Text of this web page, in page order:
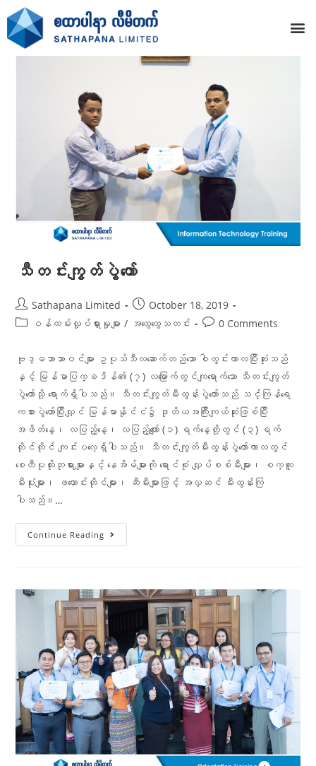
သီတင်းကျွတ်ပွဲတော်
Sathapana Limited
October 18, 2019
ဝန်ထမ်းလှုပ်ရှားမှုများ / အထွေထွေသတင်း 0 Comments
ဗုဒ္ဓဘာသာဝင်များ ဥပုသ်သီလဆောက်တည်သော ဝါတွင်းကာလပြီးဆုံးသည်
နှင့် မြန်မာပြက္ခဒိန်၏ (၇) လမြောက်တွင်ကျရောက်သော သီတင်းကျွတ်
ပွဲတော်သို့ ရောက်ရှိပါသည်။ သီတင်းကျွတ်မီးထွန်းပွဲတော်သည် သင်္ကြန်ရေ
ကစားပွဲတော်ပြီးလျှင် မြန်မာနိုင်ငံ၌ ဒုတိယအကြီးကျယ်ဆုံးဖြစ်ပြီး
အဖိတ်နေ့၊ လပြည့်နေ့၊ လပြည့်ကျော် (၁) ရက်နေ့တို့တွင် (၃) ရက်
တိုင်တိုင် ကျင်းပလေ့ရှိပါသည်။ သီတင်းကျွတ်မီးထွန်းပွဲတော်ကာလတွင်
စေတီပုထိုးဘုရားများနှင့် နေအိမ်များကို ရောင်စုံ လျှပ်စစ်မီးများ၊ စက္ကူ
မီးပုံးများ၊ ဖယောင်းတိုင်များ၊ ဆီမီးများဖြင့် အလှဆင် မီးထွန်းကြ
ပါသည်။…
Continue Reading